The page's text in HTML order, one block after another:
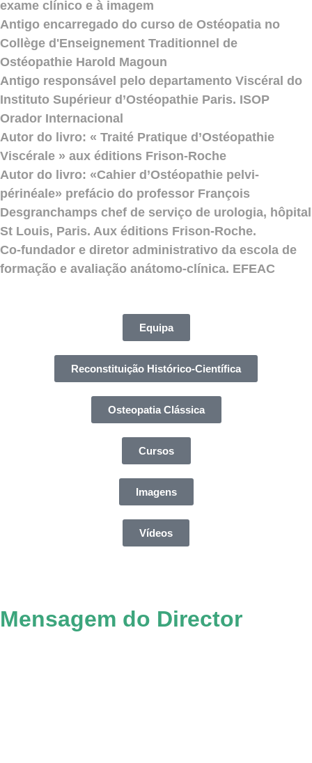
exame clínico e à imagem
Antigo encarregado do curso de Ostéopatia no
Collège d'Enseignement Traditionnel de
Ostéopathie Harold Magoun
Antigo responsável pelo departamento Viscéral do
Instituto Supérieur d’Ostéopathie Paris. ISOP
Orador Internacional
Autor do livro: « Traité Pratique d’Ostéopathie
Viscérale » aux éditions Frison-Roche
Autor do livro: «Cahier d’Ostéopathie pelvi-
périnéale» prefácio do professor François
Desgranchamps chef de serviço de urologia, hôpital
St Louis, Paris. Aux éditions Frison-Roche.
Co-fundador e diretor administrativo da escola de
formação e avaliação anátomo-clínica. EFEAC
Equipa
Reconstituição Histórico-Científica
Osteopatia Clássica
Cursos
Imagens
Vídeos
Mensagem do Director